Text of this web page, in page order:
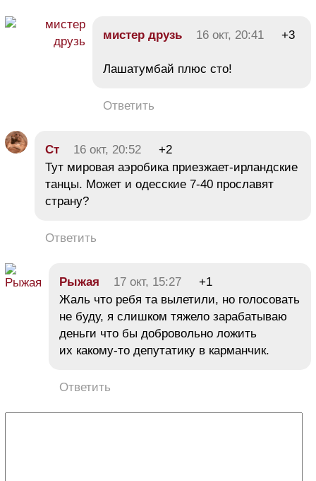
мистер друзь 16 окт, 20:41 +3
Лашатумбай плюс сто!
Ответить
Ст 16 окт, 20:52
+2
Тут мировая аэробика приезжает-ирландские
танцы. Может и одесские 7-40 прославят
страну?
Ответить
Рыжая 17 окт, 15:27
+1
Жаль что ребя та вылетили, но голосовать
не буду, я слишком тяжело зарабатываю
деньги что бы добровольно ложить
их какому-то депутатику в карманчик.
Ответить